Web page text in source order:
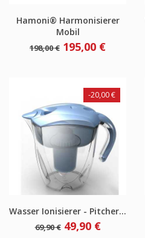
Hamoni® Harmonisierer
Mobil
Verkaufspreis
198,00 € Preis
195,00 €
Wasser Ionisierer - Pitcher...
Verkaufspreis
69,90 €
-20,00 €
Preis
49,90 €